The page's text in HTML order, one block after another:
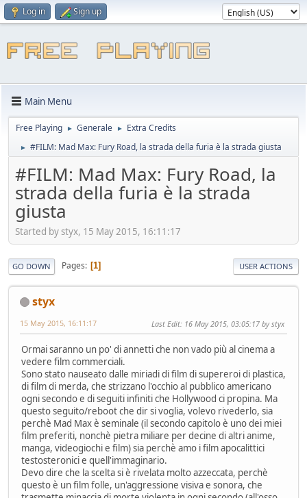
Log in Sign up
Main Menu
Free Playing ► Generale ► Extra Credits
► #FILM: Mad Max: Fury Road, la strada della furia è la strada giusta
#FILM: Mad Max: Fury Road, la
strada della furia è la strada
giusta
Started by styx, 15 May 2015, 16:11:17
GO DOWN Pages 1 USER ACTIONS
styx
15 May 2015, 16:11:17 Last Edit: 16 May 2015, 03:05:17 by styx
Ormai saranno un po' di annetti che non vado più al cinema a
vedere film commerciali.
Sono stato nauseato dalle miriadi di film di supereroi di plastica,
di film di merda, che strizzano l'occhio al pubblico americano
ogni secondo e di seguiti infiniti che Hollywood ci propina. Ma
questo seguito/reboot che dir si voglia, volevo rivederlo, sia
perchè Mad Max è seminale (il secondo capitolo è uno dei miei
film preferiti, nonchè pietra miliare per decine di altri anime,
manga, videogiochi e film) sia perchè amo i film apocalittici
testosteronici e quell'immaginario.
Devo dire che la scelta si è rivelata molto azzeccata, perchè
questo è un film folle, un'aggressione visiva e sonora, che